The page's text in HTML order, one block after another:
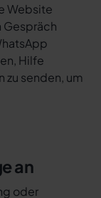
Website
Gespräch
Hilfe
senden, um
an
oder